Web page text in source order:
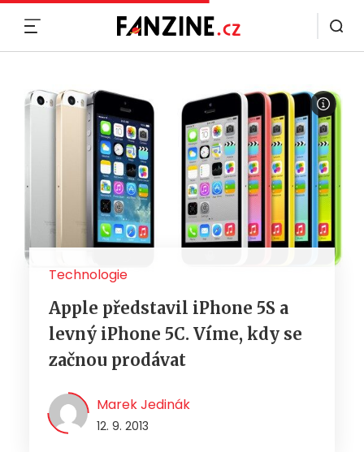
Technologie
Apple představil iPhone 5S a
levný iPhone 5C. Víme, kdy se
začnou prodávat
Marek Jedinák
12. 9. 2013